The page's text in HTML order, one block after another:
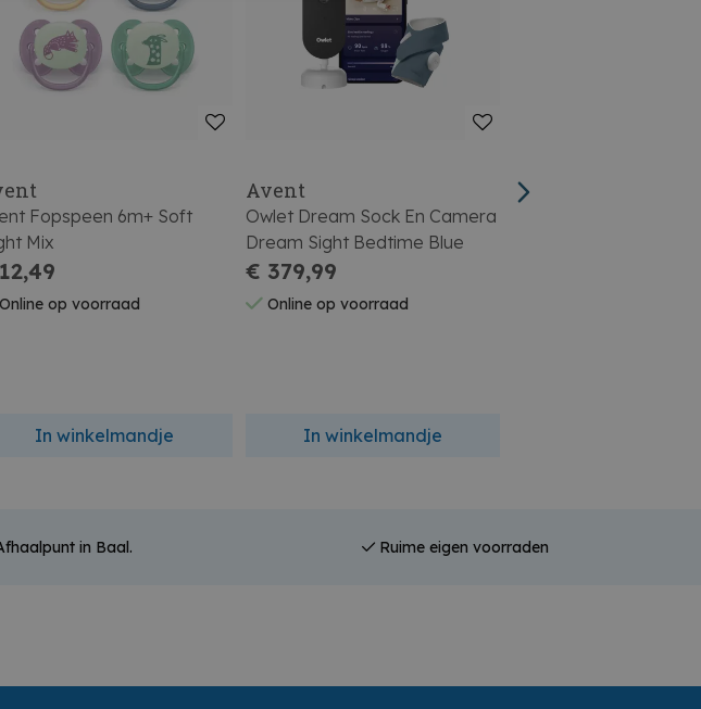
Fopspeen 6m+ Soft
Mix
Online op voorraad
In winkelmandje
Avent
Owlet Dream Sock En Camera
Dream Sight Bedtime Blue
€ 379,99
Online op voorraad
In winkelmandje
Avent
in Baal. Ruime eigen voorraden